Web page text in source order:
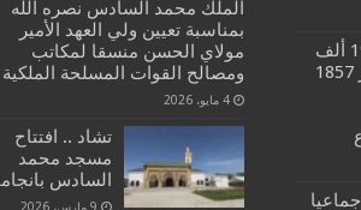
أزيد من 195 ألف
مسافر عبر 1857
جماعيا
الملك محمد السادس نصره الله
بمناسبة تعيين ولي العهد الأمير
مولاي الحسن منسقا لمكاتب
ومصالح القوات المسلحة الملكية
4 مايو، 2026
تشاد .. افتتاح
مسجد محمد
السادس
9 مارس، 2026